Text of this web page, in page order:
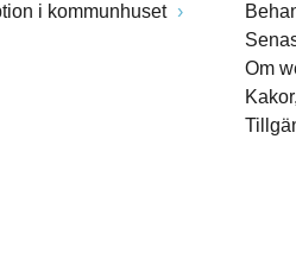
i kommunhuset
Om